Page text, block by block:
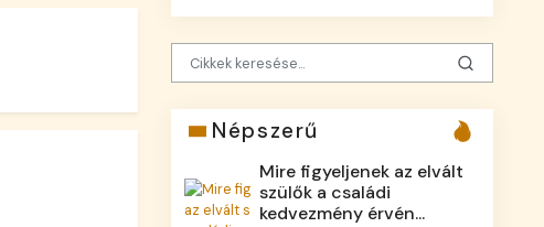
Népszerű
Mire figyeljenek az elvált
szülők a családi
kedvezmény érvén...